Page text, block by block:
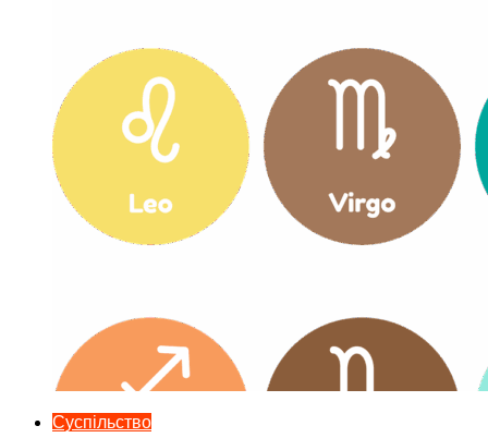
Суспільство